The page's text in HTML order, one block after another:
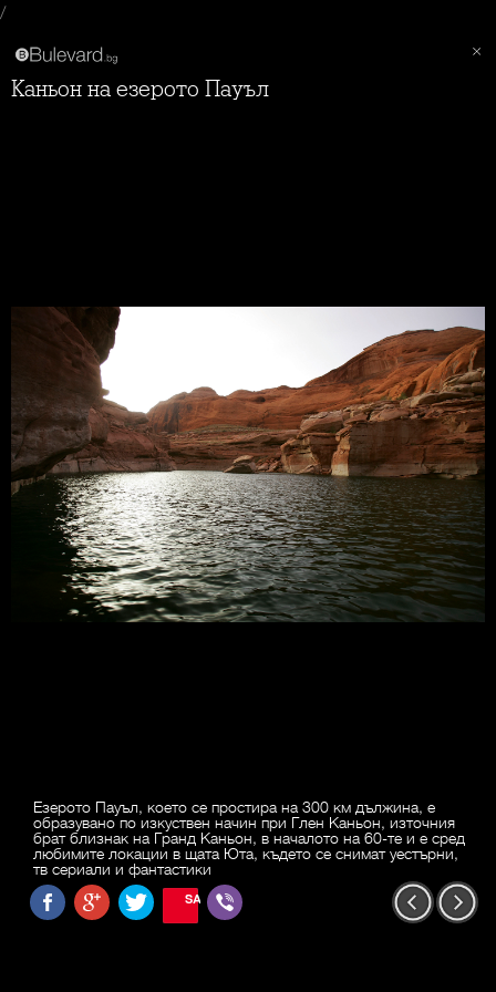
/
Каньон на езерото Пауъл
Езерото Пауъл, което се простира на 300 км дължина, е
образувано по изкуствен начин при Глен Каньон, източния
брат близнак на Гранд Каньон, в началото на 60-те и е сред
любимите локации в щата Юта, където се снимат уестърни,
тв сериали и фантастики
SAVE